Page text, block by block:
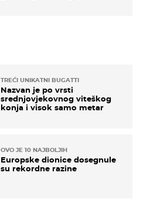
TREĆI UNIKATNI BUGATTI
Nazvan je po vrsti
srednjovjekovnog viteškog
konja i visok samo metar
OVO JE 10 NAJBOLJIH
Europske dionice dosegnule
su rekordne razine